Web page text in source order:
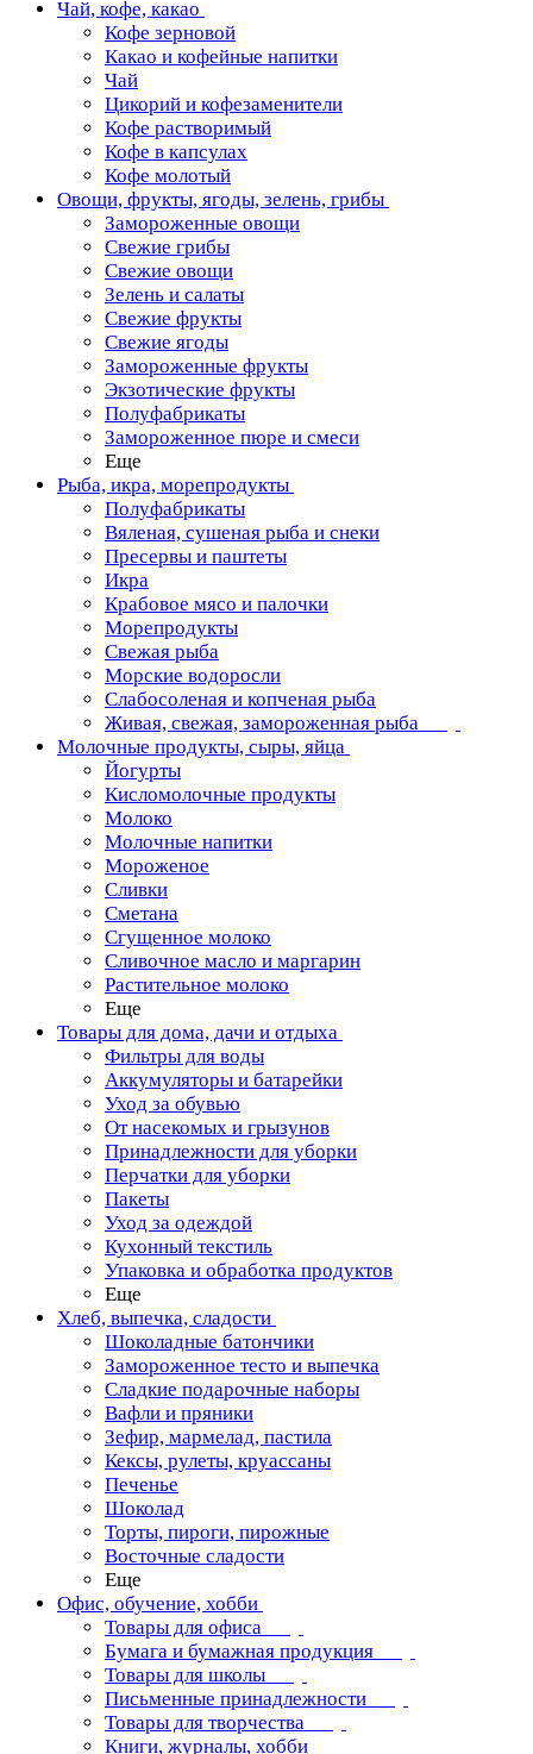
Чай, кофе, какао
Кофе зерновой
Какао и кофейные напитки
Чай
Цикорий и кофезаменители
Кофе растворимый
Кофе в капсулах
Кофе молотый
Овощи, фрукты, ягоды, зелень, грибы
Замороженные овощи
Свежие грибы
Свежие овощи
Зелень и салаты
Свежие фрукты
Свежие ягоды
Замороженные фрукты
Экзотические фрукты
Полуфабрикаты
Замороженное пюре и смеси
Еще
Рыба, икра, морепродукты
Полуфабрикаты
Вяленая, сушеная рыба и снеки
Пресервы и паштеты
Икра
Крабовое мясо и палочки
Морепродукты
Свежая рыба
Морские водоросли
Слабосоленая и копченая рыба
Живая, свежая, замороженная рыба
Молочные продукты, сыры, яйца
Йогурты
Кисломолочные продукты
Молоко
Молочные напитки
Мороженое
Сливки
Сметана
Сгущенное молоко
Сливочное масло и маргарин
Растительное молоко
Еще
Товары для дома, дачи и отдыха
Фильтры для воды
Аккумуляторы и батарейки
Уход за обувью
От насекомых и грызунов
Принадлежности для уборки
Перчатки для уборки
Пакеты
Уход за одеждой
Кухонный текстиль
Упаковка и обработка продуктов
Еще
Хлеб, выпечка, сладости
Шоколадные батончики
Замороженное тесто и выпечка
Сладкие подарочные наборы
Вафли и пряники
Зефир, мармелад, пастила
Кексы, рулеты, круассаны
Печенье
Шоколад
Торты, пироги, пирожные
Восточные сладости
Еще
Офис, обучение, хобби
Товары для офиса
Бумага и бумажная продукция
Товары для школы
Письменные принадлежности
Товары для творчества
Книги, журналы, хобби